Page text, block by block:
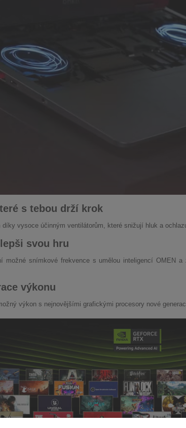
s tebou drží krok
díky vysoce účinným ventilátorům, které snižují hluk a
svou hru
možné snímkové frekvence s umělou inteligencí OMEN
výkonu
výkon s nejnovějšími grafickými procesory nové